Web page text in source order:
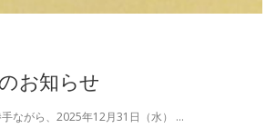
お知らせ
ながら、2025年12月31日（水） …